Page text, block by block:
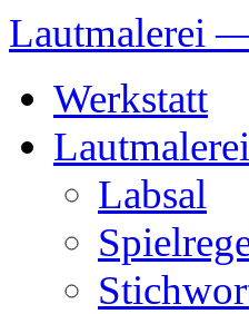
Lautmalerei
Inhalt
springen
Werkstatt
Labsal